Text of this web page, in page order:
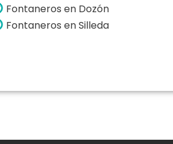
Fontaneros en Dozón
Fontaneros en Silleda